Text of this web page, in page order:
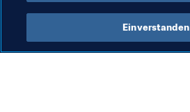
Organisation
Einverstanden